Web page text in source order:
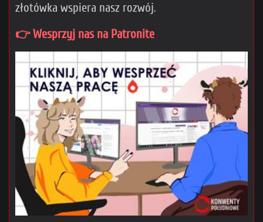
złotówka wspiera nasz rozwój.
👉 Wesprzyj nas na Patronite